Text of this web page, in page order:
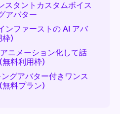
タントカスタムボイス
アバター
ンファーストの AI アバ
枠)
ニメーション化して話
料利用枠)
グアバター付きワンス
無料プラン)